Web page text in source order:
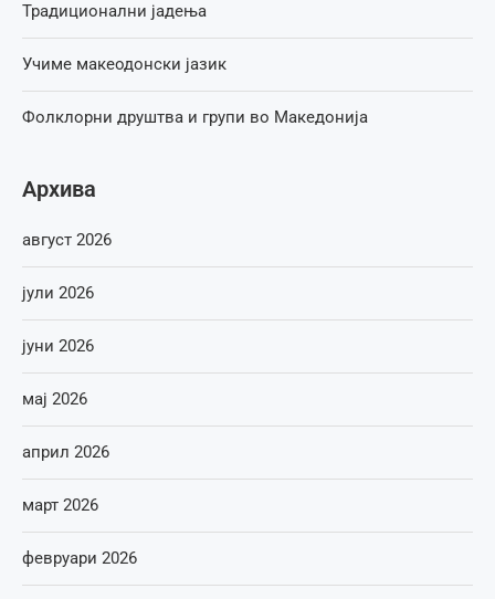
Традиционални јадења
Учиме макеодонски јазик
Фолклорни друштва и групи во Македонија
Архива
август 2026
јули 2026
јуни 2026
мај 2026
април 2026
март 2026
февруари 2026